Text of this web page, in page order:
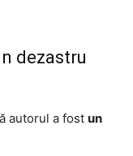
dezastru
autorul a fost un